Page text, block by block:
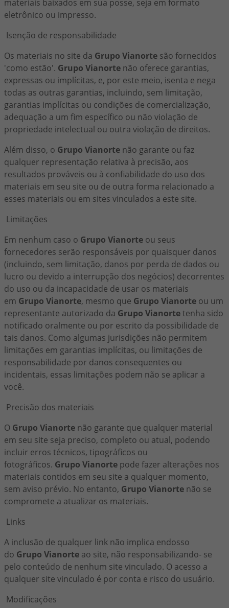
materiais baixados em sua posse, seja em formato
eletrônico ou impresso.
Isenção de responsabilidade
Os materiais no site da Grupo Vianorte são fornecidos
'como estão'. Grupo Vianorte não oferece garantias,
expressas ou implícitas, e, por este meio, isenta e nega
todas as outras garantias, incluindo, sem limitação,
garantias implícitas ou condições de comercialização,
adequação a um fim específico ou não violação de
propriedade intelectual ou outra violação de direitos.
Além disso, o Grupo Vianorte não garante ou faz
qualquer representação relativa à precisão, aos
resultados prováveis ou à confiabilidade do uso dos
materiais em seu site ou de outra forma relacionado a
esses materiais ou em sites vinculados a este site.
Limitações
Em nenhum caso o Grupo Vianorte ou seus
fornecedores serão responsáveis por quaisquer danos
(incluindo, sem limitação, danos por perda de dados ou
lucro ou devido a interrupção dos negócios) decorrentes
do uso ou da incapacidade de usar os materiais
em Grupo Vianorte, mesmo que Grupo Vianorte ou um
representante autorizado da Grupo Vianortetenha sido
notificado oralmente ou por escrito da possibilidade de
tais danos. Como algumas jurisdições não permitem
limitações em garantias implícitas, ou limitações de
responsabilidade por danos consequentes ou
incidentais, essas limitações podem não se aplicar a
você.
Precisão dos materiais
O Grupo Vianorte não garante que qualquer material
em seu site seja preciso, completo ou atual, podendo
incluir erros técnicos, tipográficos ou
fotográficos. Grupo Vianorte pode fazer alterações nos
materiais contidos em seu site a qualquer momento,
sem aviso prévio. No entanto, Grupo Vianorte não se
compromete a atualizar os materiais.
Links
A inclusão de qualquer link não implica endosso
do Grupo Vianorte ao site, não responsabilizando- se
pelo conteúdo de nenhum site vinculado. O acesso a
qualquer site vinculado é por conta e risco do usuário.
Modificações